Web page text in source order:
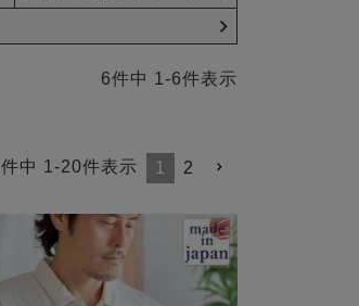
6件中 1 -6件表示
件中 1 -20件表示 1 2